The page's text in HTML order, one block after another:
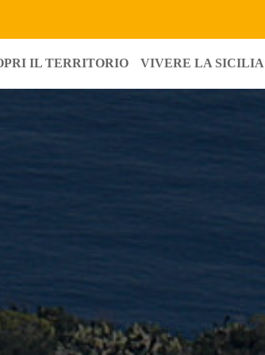
IL TERRITORIO VIVERE LA SICILIA